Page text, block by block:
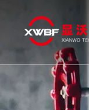
闸阀
不锈钢阀门